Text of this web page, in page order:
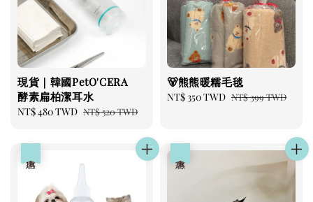
現貨｜韓國PetO'CERA
酵素扁柏潔耳水
Sale
NT$ 480 TWD Regular
NT$ 520 TWD
🐻熊熊暖糯毛毯
Sale
NT$ 350 TWD Regular
NT$ 399 TWD